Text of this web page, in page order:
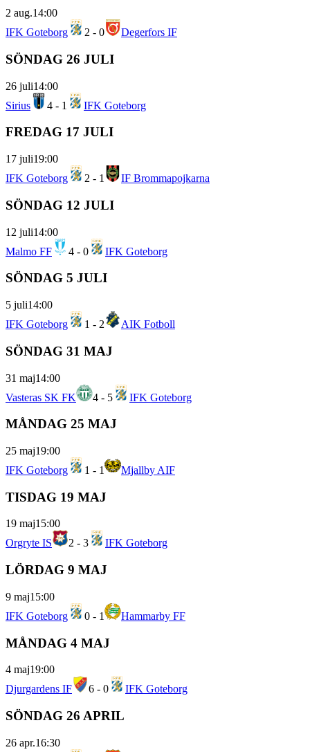
2 aug.14:00
IFK Goteborg
2 - 0 Degerfors IF
SÖNDAG 26 JULI
26 juli14:00
Sirius
4 - 1 IFK Goteborg
FREDAG 17 JULI
17 juli19:00
IFK Goteborg
2 - 1 IF Brommapojkarna
SÖNDAG 12 JULI
12 juli14:00
Malmo FF
4 - 0 IFK Goteborg
SÖNDAG 5 JULI
5 juli14:00
IFK Goteborg
1 - 2 AIK Fotboll
SÖNDAG 31 MAJ
31 maj14:00
Vasteras SK FK
4 - 5 IFK Goteborg
MÅNDAG 25 MAJ
25 maj19:00
IFK Goteborg
1 - 1 Mjallby AIF
TISDAG 19 MAJ
19 maj15:00
Orgryte IS
2 - 3 IFK Goteborg
LÖRDAG 9 MAJ
9 maj15:00
IFK Goteborg
0 - 1 Hammarby FF
MÅNDAG 4 MAJ
4 maj19:00
Djurgardens IF
6 - 0 IFK Goteborg
SÖNDAG 26 APRIL
26 apr.16:30